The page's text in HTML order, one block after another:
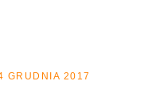
GRUDNIA 2017